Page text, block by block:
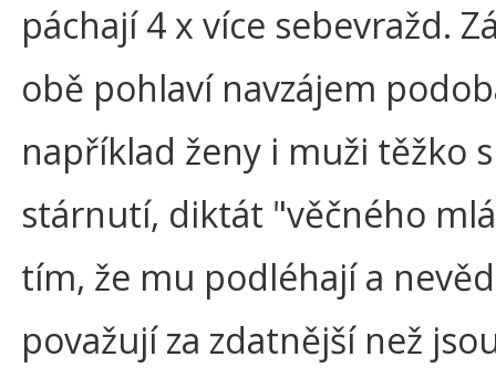
páchají 4 x více sebevražd.
obě pohlaví navzájem
například ženy i muži těžko
stárnutí, diktát "věčného
tím, že mu podléhají a
považují za zdatnější než